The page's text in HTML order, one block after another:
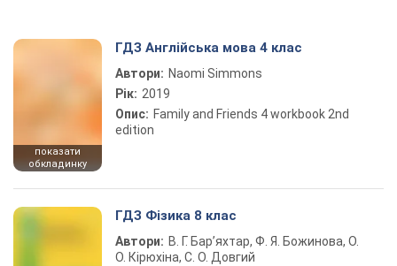
показати
обкладинку
ГДЗ Англійська мова 4 клас
Автори: Naomi Simmons
Рік: 2019
Опис: Family and Friends 4 workbook 2nd
edition
ГДЗ Фізика 8 клас
Автори: В. Г. Бар’яхтар, Ф. Я. Божинова, О.
О. Кірюхіна, С. О. Довгий